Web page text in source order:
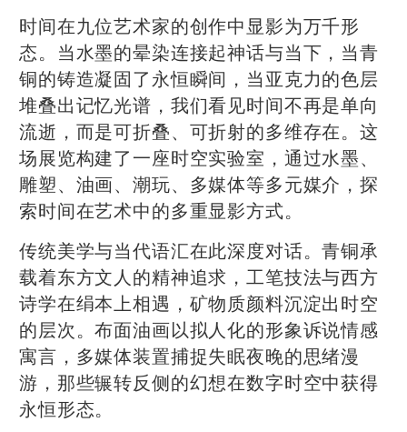
时间在九位艺术家的创作中显影为万千形
态。当水墨的晕染连接起神话与当下，当青
铜的铸造凝固了永恒瞬间，当亚克力的色层
堆叠出记忆光谱，我们看见时间不再是单向
流逝，而是可折叠、可折射的多维存在。这
场展览构建了一座时空实验室，通过水墨、
雕塑、油画、潮玩、多媒体等多元媒介，探
索时间在艺术中的多重显影方式。
传统美学与当代语汇在此深度对话。青铜承
载着东方文人的精神追求，工笔技法与西方
诗学在绢本上相遇，矿物质颜料沉淀出时空
的层次。布面油画以拟人化的形象诉说情感
寓言，多媒体装置捕捉失眠夜晚的思绪漫
游，那些辗转反侧的幻想在数字时空中获得
永恒形态。